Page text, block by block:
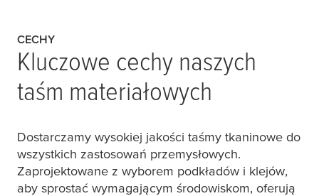
CECHY
Kluczowe cechy naszych
taśm materiałowych
Dostarczamy wysokiej jakości taśmy tkaninowe do
wszystkich zastosowań przemysłowych.
Zaprojektowane z wyborem podkładów i klejów,
aby sprostać wymagającym środowiskom, oferują